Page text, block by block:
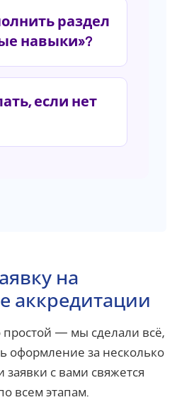
раздел
навыки»?
если нет
на
аккредитации
простой — мы сделали всё,
оформление за несколько
заявки с вами свяжется
всем этапам.